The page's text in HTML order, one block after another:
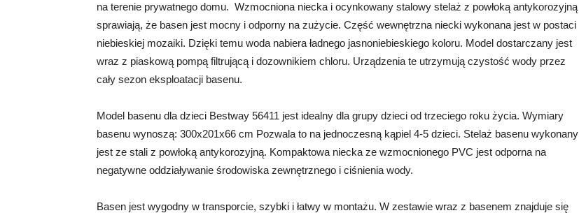
na terenie prywatnego domu. Wzmocniona niecka i ocynkowany stalowy stelaż z powłoką antykorozyjną
sprawiają, że basen jest mocny i odporny na zużycie. Część wewnętrzna niecki wykonana jest w postaci
niebieskiej mozaiki. Dzięki temu woda nabiera ładnego jasnoniebieskiego koloru. Model dostarczany jest
wraz z piaskową pompą filtrującą i dozownikiem chloru. Urządzenia te utrzymują czystość wody przez
cały sezon eksploatacji basenu.
Model basenu dla dzieci Bestway 56411 jest idealny dla grupy dzieci od trzeciego roku życia. Wymiary
basenu wynoszą: 300x201x66 cm Pozwala to na jednoczesną kąpiel 4-5 dzieci. Stelaż basenu wykonany
jest ze stali z powłoką antykorozyjną. Kompaktowa niecka ze wzmocnionego PVC jest odporna na
negatywne oddziaływanie środowiska zewnętrznego i ciśnienia wody.
Basen jest wygodny w transporcie, szybki i łatwy w montażu. W zestawie wraz z basenem znajduje się